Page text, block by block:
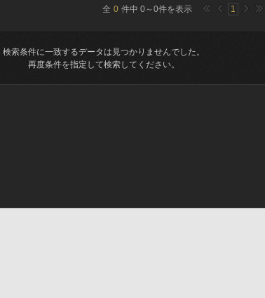
全 0 件中 0～0件を表示 1
検索条件に一致するデータは見つかりませんでした。
再度条件を指定して検索してください。